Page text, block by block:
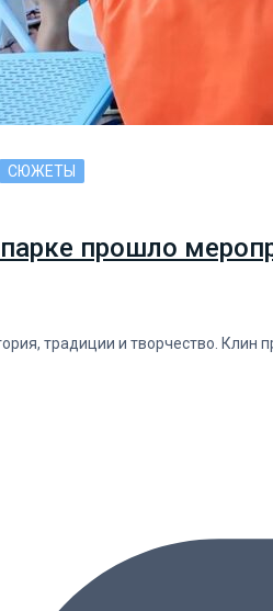
СЮЖЕТЫ
прошло
традиции и творчество. Клин